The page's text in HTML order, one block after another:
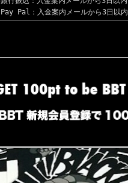
Pay Pal：入金案内メールから3日以内